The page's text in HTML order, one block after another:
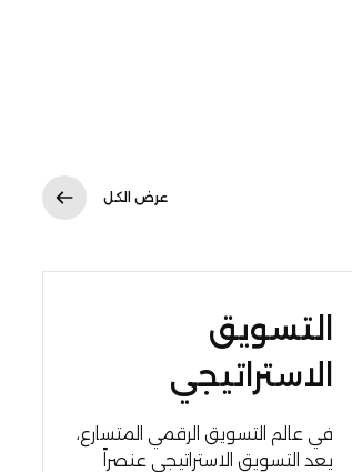
عرض الكل
التسويق
الاستراتيجي
في عالم التسويق الرقمي المتسارع،
يعد التسويق الاستراتيجي عنصراً